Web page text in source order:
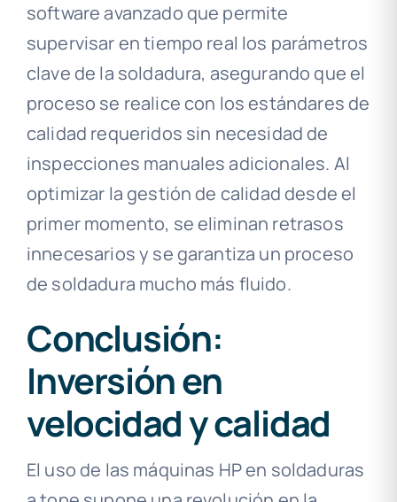
software avanzado que permite
supervisar en tiempo real los parámetros
clave de la soldadura, asegurando que el
proceso se realice con los estándares de
calidad requeridos sin necesidad de
inspecciones manuales adicionales. Al
optimizar la gestión de calidad desde el
primer momento, se eliminan retrasos
innecesarios y se garantiza un proceso
de soldadura mucho más fluido.
Conclusión:
Inversión en
velocidad y calidad
El uso de las máquinas HP en soldaduras